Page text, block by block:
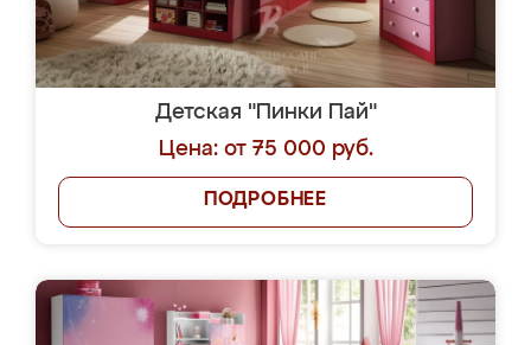
Детская "Пинки Пай"
Цена: от 75 000 руб.
ПОДРОБНЕЕ